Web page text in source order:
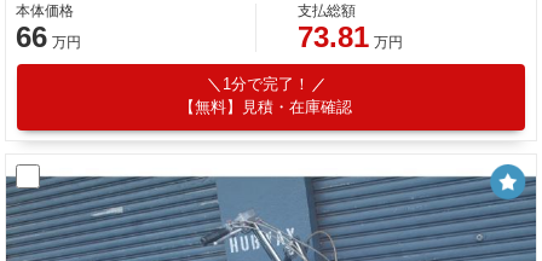
本体価格
66 万円
支払総額
73.81 万円
1分で完了！
【無料】見積・在庫確認